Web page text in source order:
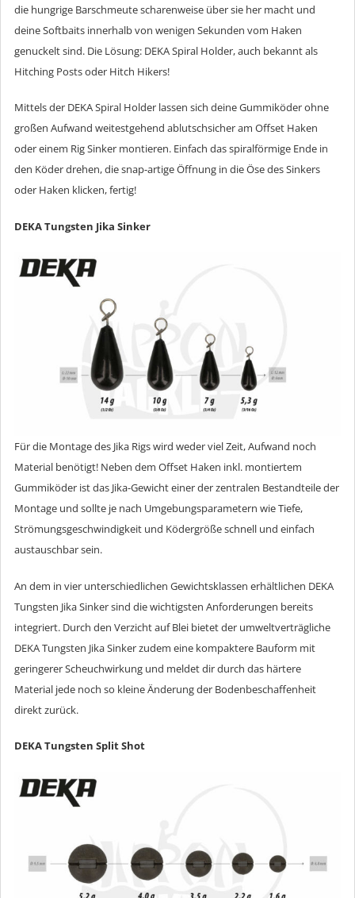
die hungrige Barschmeute scharenweise über sie her macht und
deine Softbaits innerhalb von wenigen Sekunden vom Haken
genuckelt sind. Die Lösung: DEKA Spiral Holder, auch bekannt als
Hitching Posts oder Hitch Hikers!
Mittels der DEKA Spiral Holder lassen sich deine Gummiköder ohne
großen Aufwand weitestgehend ablutschsicher am Offset Haken
oder einem Rig Sinker montieren. Einfach das spiralförmige Ende in
den Köder drehen, die snap-artige Öffnung in die Öse des Sinkers
oder Haken klicken, fertig!
DEKA Tungsten Jika Sinker
Für die Montage des Jika Rigs wird weder viel Zeit, Aufwand noch
Material benötigt! Neben dem Offset Haken inkl. montiertem
Gummiköder ist das Jika-Gewicht einer der zentralen Bestandteile der
Montage und sollte je nach Umgebungsparametern wie Tiefe,
Strömungsgeschwindigkeit und Ködergröße schnell und einfach
austauschbar sein.
An dem in vier unterschiedlichen Gewichtsklassen erhältlichen DEKA
Tungsten Jika Sinker sind die wichtigsten Anforderungen bereits
integriert. Durch den Verzicht auf Blei bietet der umweltverträgliche
DEKA Tungsten Jika Sinker zudem eine kompaktere Bauform mit
geringerer Scheuchwirkung und meldet dir durch das härtere
Material jede noch so kleine Änderung der Bodenbeschaffenheit
direkt zurück.
DEKA Tungsten Split Shot